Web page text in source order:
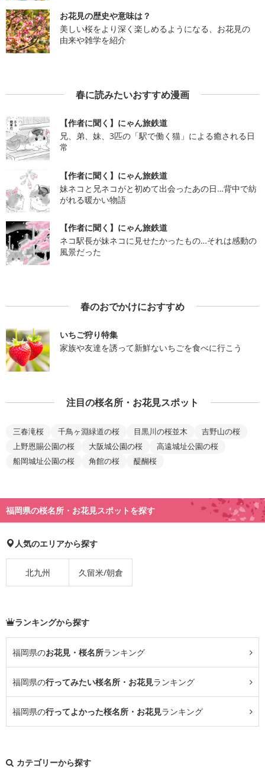
お花見の歴史や意味は？
美しい桜をより深く楽しめるようになる、お花見の
由来や雑学を紹介
春に読みたいおすすめ漫画
【作者に聞く】にゃん旅鉄道
兄、弟、妹、3匹の「駅で働く猫」による癒される日
常
【作者に聞く】にゃん旅鉄道
妹ネコと兄ネコがと初めて出会ったあの日…背中で紡
がれる暖かい物語
【作者に聞く】にゃん旅鉄道
ネコ駅長が妹ネコに見せたかったもの…それは感動の
風景だった
春のおでかけにおすすめ
いちご狩り特集
家族や友達を誘って新鮮ないちごを食べに行こう
注目の桜名所・お花見スポット
三春滝桜 千鳥ヶ淵緑道の桜 目黒川の桜並木
吉野山の桜
上野恩賜公園の桜
大阪城公園の桜
高遠城址公園の桜
船岡城址公園の桜
角館の桜 醍醐桜
福岡県の桜名所・お花見スポットを探す
人気のエリアから探す
北九州 久留米/朝倉
ランキングから探す
福岡県のお花見・桜名所ランキング
福岡県の行ってみたい桜名所・お花見ランキング
福岡県の行ってよかった桜名所・お花見ランキング
カテゴリーから探す